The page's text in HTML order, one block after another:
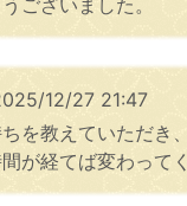
12/27 21:47
を教えていただき
が経てば変わって